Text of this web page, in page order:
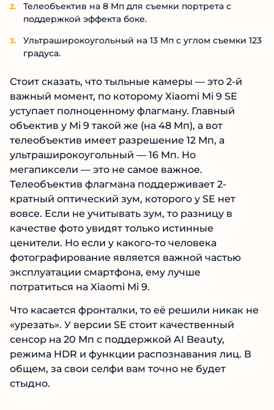
Телеобъектив на 8 Мп для съемки портрета с
поддержкой эффекта боке.
Ультраширокоугольный на 13 Мп с углом съемки 123
градуса.
Стоит сказать, что тыльные камеры — это 2-й
важный момент, по которому Xiaomi Mi 9 SE
уступает полноценному флагману. Главный
объектив у Mi 9 такой же (на 48 Мп), а вот
телеобъектив имеет разрешение 12 Мп, а
ультраширокоугольный — 16 Мп. Но
мегапиксели — это не самое важное.
Телеобъектив флагмана поддерживает 2-
кратный оптический зум, которого у SE нет
вовсе. Если не учитывать зум, то разницу в
качестве фото увидят только истинные
ценители. Но если у какого-то человека
фотографирование является важной частью
эксплуатации смартфона, ему лучше
потратиться на Xiaomi Mi 9.
Что касается фронталки, то её решили никак не
«урезать». У версии SE стоит качественный
сенсор на 20 Мп с поддержкой AI Beauty,
режима HDR и функции распознавания лиц. В
общем, за свои селфи вам точно не будет
стыдно.